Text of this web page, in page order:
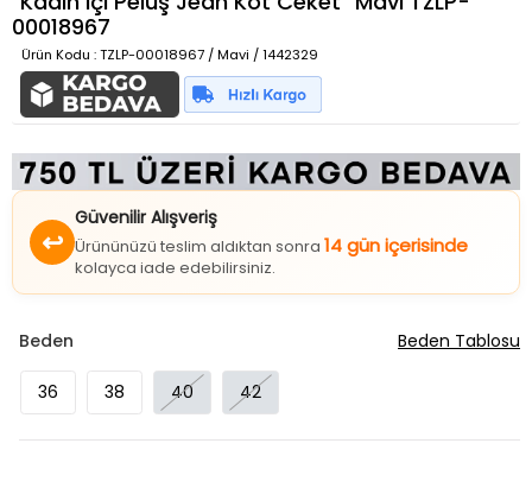
00018967
Ürün Kodu : TZLP-00018967 / Mavi / 1442329
↩
Güvenilir Alışveriş
Ürününüzü teslim aldıktan sonra 14 gün içerisinde
kolayca iade edebilirsiniz.
Beden
36 38 40 42
Beden Tablosu